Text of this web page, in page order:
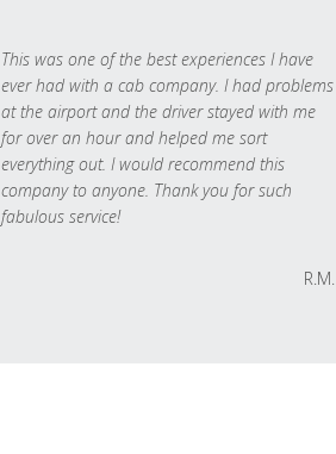
This was one of the best experiences I have
ever had with a cab company. I had problems
at the airport and the driver stayed with me
for over an hour and helped me sort
everything out. I would recommend this
company to anyone. Thank you for such
fabulous service!
R.M.